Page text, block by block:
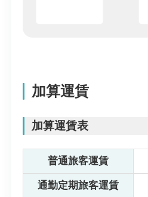
加算運賃
加算運賃表
普通旅客運賃
通勤定期旅客運賃